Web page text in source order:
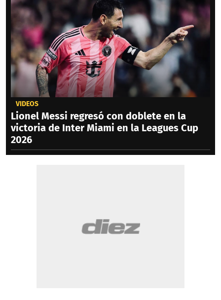
VIDEOS
Lionel Messi regresó con doblete en la
victoria de Inter Miami en la Leagues Cup
2026